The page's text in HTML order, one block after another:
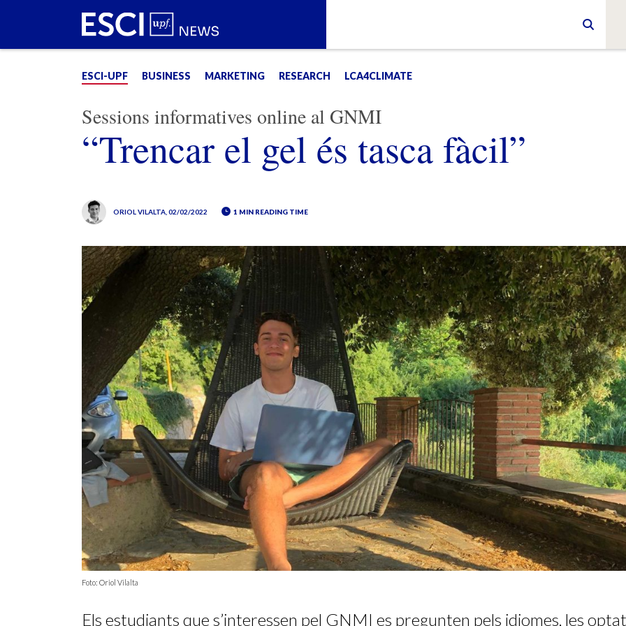
ESCI-UPF BUSINESS MARKETING RESEARCH LCA4CLIMATE
Sessions informatives online al GNMI
“Trencar el gel és tasca fàcil”
ORIOL VILALTA , 02/02/2022 1 MIN READING TIME
Foto: Oriol Vilalta
Els estudiants que s’interessen pel GNMI es pregunten pels idiomes, les